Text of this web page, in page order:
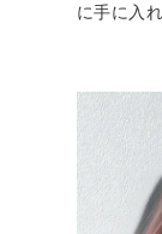
に手に入